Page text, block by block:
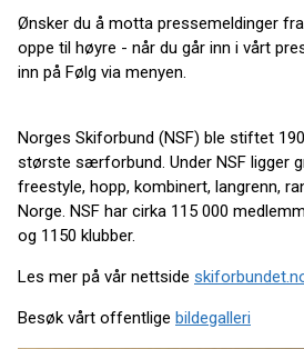
Ønsker du å motta pressemeldinger
oppe til høyre - når du går inn i vårt
inn på Følg via menyen.
Norges Skiforbund (NSF) ble stiftet
største særforbund. Under NSF ligger
freestyle, hopp, kombinert, langrenn,
Norge. NSF har cirka 115 000
og 1150 klubber.
Les mer på vår nettside
Besøk vårt offentlige bildegalleri